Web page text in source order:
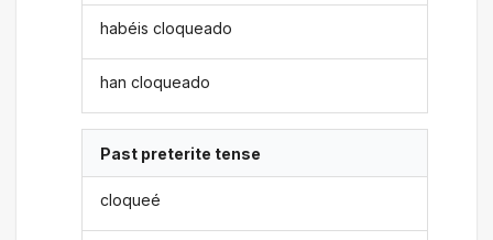
habéis cloqueado
han cloqueado
Past preterite tense
cloqueé